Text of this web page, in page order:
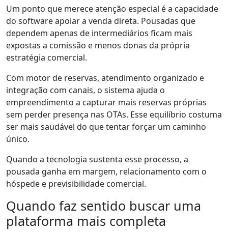
Um ponto que merece atenção especial é a capacidade
do software apoiar a venda direta. Pousadas que
dependem apenas de intermediários ficam mais
expostas a comissão e menos donas da própria
estratégia comercial.
Com motor de reservas, atendimento organizado e
integração com canais, o sistema ajuda o
empreendimento a capturar mais reservas próprias
sem perder presença nas OTAs. Esse equilíbrio costuma
ser mais saudável do que tentar forçar um caminho
único.
Quando a tecnologia sustenta esse processo, a
pousada ganha em margem, relacionamento com o
hóspede e previsibilidade comercial.
Quando faz sentido buscar uma
plataforma mais completa